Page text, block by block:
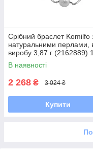
Срібний браслет Komilfo
натуральними перлами,
виробу 3,87 г (2162889)
розмір
В наявності
2 268 ₴ 3 024 ₴
Купити